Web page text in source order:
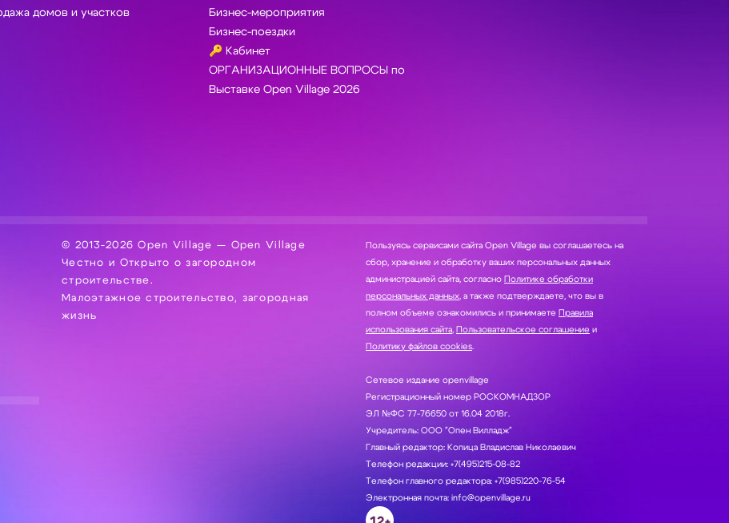
домов и участков
Бизнес-мероприятия
Бизнес-поездки
🔑 Кабинет
ОРГАНИЗАЦИОННЫЕ ВОПРОСЫ по
Выставке Open Village 2026
© 2013-2026 Open Village — Open Village
Честно и Открыто о загородном
строительстве.
Малоэтажное строительство, загородная
жизнь
Пользуясь сервисами сайта Open Village вы соглашаетесь на
сбор, хранение и обработку ваших персональных данных
администрацией сайта, согласно Политике обработки
персональных данных , а также подтверждаете, что вы в
полном объеме ознакомились и принимаете Правила
использования сайта Пользовательское соглашение и
Политику файлов cookies.
Сетевое издание openvillage
Регистрационный номер РОСКОМНАДЗОР
ЭЛ №ФС 77-76650 от 16.04 2018г.
Учредитель: ООО "Опен Вилладж"
Главный редактор: Копица Владислав Николаевич
Телефон редакции: +7(495)215-08-82
Телефон главного редактора: +7(985)220-76-54
Электронная почта: info@openvillage.ru